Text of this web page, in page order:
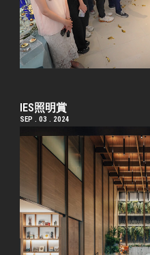
IES照明賞
SEP . 03 . 2024